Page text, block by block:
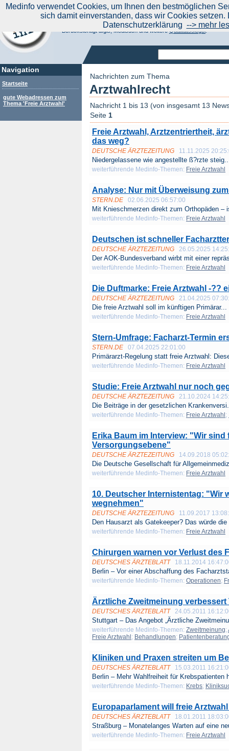
Navigation
Startseite
gute Webadressen zum
Thema 'Freie Arztwahl'
Aktuelle Nachrichten|
Suchen Sie noch oder Finden Sie schon?
Medinfo.de - Meta-Portal für Gesundheitsthemen
Berücksichtigt afgis, Medisuch und weitereQualitätssiegel.
Nachrichten zum Thema
Arztwahlrecht
Nachricht 1 bis 13 (von insgesamt 13
Seite 1
Freie Arztwahl, Arztzentriertheit,
das weg?
DEUTSCHE ÄRZTEZEITUNG 11.11.2025
Niedergelassene wie angestellte ß?rzte
weiterführende Medinfo-Themen: Freie Arztwahl
Analyse: Nur mit Überweisung
STERN.DE 02.06.2025 06:57:00
Mit Knieschmerzen direkt zum Orthopäden –
weiterführende Medinfo-Themen: Freie Arztwahl
Deutschen ist schneller
DEUTSCHE ÄRZTEZEITUNG 26.05.2025
Der AOK-Bundesverband wirbt mit einer
weiterführende Medinfo-Themen: Freie Arztwahl
Die Duftmarke: Freie Arztwahl -??
DEUTSCHE ÄRZTEZEITUNG 21.04.2025
Die freie Arztwahl soll im künftigen Primärar...
weiterführende Medinfo-Themen: Freie Arztwahl
Stern-Umfrage: Facharzt-Termin
STERN.DE 07.04.2025 22:01:00
Primärarzt-Regelung statt freie Arztwahl:
weiterführende Medinfo-Themen: Freie Arztwahl
Studie: Freie Arztwahl nur noch
DEUTSCHE ÄRZTEZEITUNG 21.10.2024
Die Beiträge in der gesetzlichen
weiterführende Medinfo-Themen: Freie Arztwahl ;
Erika Baum im Interview: "Wir
Versorgungsebene"
DEUTSCHE ÄRZTEZEITUNG 14.09.2018
Die Deutsche Gesellschaft für
weiterführende Medinfo-Themen: Freie Arztwahl
10. Deutscher Internistentag: "Wir
wegnehmen"
DEUTSCHE ÄRZTEZEITUNG 11.09.2017
Den Hausarzt als Gatekeeper? Das würde
weiterführende Medinfo-Themen: Freie Arztwahl
Chirurgen warnen vor Verlust des
DEUTSCHES ÄRZTEBLATT 18.11.2014
Berlin – Vor einer Abschaffung des
weiterführende Medinfo-Themen: Operationen;
Ärztliche Zweitmeinung verbessert
DEUTSCHES ÄRZTEBLATT 24.05.2011
Stuttgart – Das Angebot „Ärztliche
weiterführende Medinfo-Themen: Zweitmeinung;
Freie Arztwahl ; Behandlungen;
Kliniken und Praxen streiten um
DEUTSCHES ÄRZTEBLATT 15.03.2011
Berlin – Mehr Wahlfreiheit für Krebspatienten
weiterführende Medinfo-Themen: Krebs;
Europaparlament will freie
DEUTSCHES ÄRZTEBLATT 18.01.2011
Straßburg – Monatelanges Warten auf eine
weiterführende Medinfo-Themen: Freie Arztwahl
Medinfo verwendet Cookies, um Ihnen den bestmöglichen
sich damit einverstanden, dass wir Cookies
Datenschutzerklärung --> mehr